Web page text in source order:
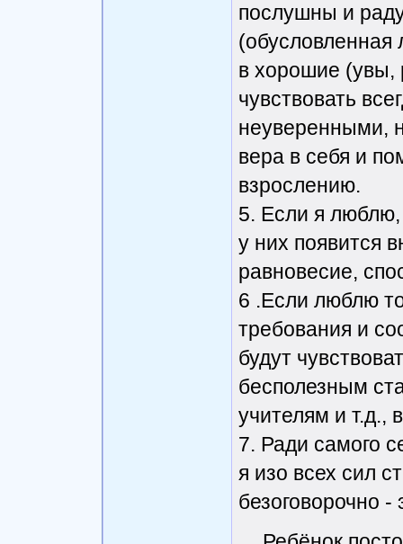
послушны и
в хорошие (увы,
чувствовать
неуверенными,
вера в себя и
взрослению.
5. Если я люблю,
у них появится
равновесие,
6 .Если люблю
требования и
будут
бесполезным
учителям и т.д.,
7. Ради самого
я изо всех сил
безоговорочно